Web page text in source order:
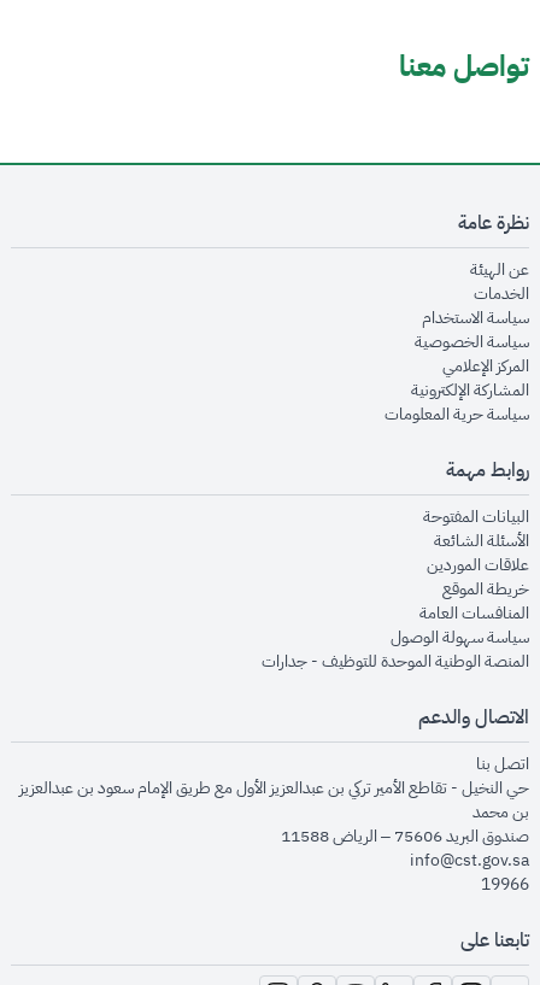
تواصل معنا
نظرة عامة
عن الهيئةopens in new window
الخدماتopens in new window
سياسة الاستخدام
سياسة الخصوصيةopens in new window
المركز الإعلاميopens in new window
المشاركة الإلكترونيةopens in new window
سياسة حرية المعلوماتopens in new window
روابط مهمة
البيانات المفتوحةopens in new window
الأسئلة الشائعةopens in new window
علاقات الموردينopens in new window
خريطة الموقعopens in new window
المنافسات العامةopens in new window
سياسة سهولة الوصولopens in new window
المنصة الوطنية الموحدة للتوظيف - جداراتopens in new window
الاتصال والدعم
اتصل بنا
حي النخيل - تقاطع الأمير تركي بن عبدالعزيز الأول مع طريق الإمام سعود بن عبدالعزيز
بن محمد
صندوق البريد 75606 – الرياض 11588
info@cst.gov.sa
19966
تابعنا على